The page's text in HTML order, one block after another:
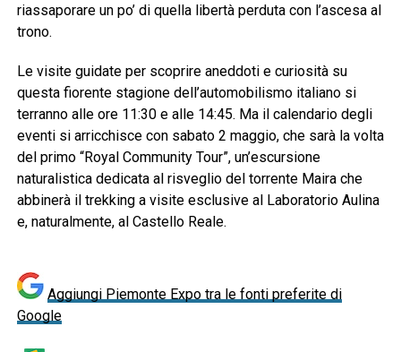
riassaporare un po’ di quella libertà perduta con l’ascesa al
trono.
Le visite guidate per scoprire aneddoti e curiosità su
questa fiorente stagione dell’automobilismo italiano si
terranno alle ore 11:30 e alle 14:45. Ma il calendario degli
eventi si arricchisce con sabato 2 maggio, che sarà la volta
del primo “Royal Community Tour”, un’escursione
naturalistica dedicata al risveglio del torrente Maira che
abbinerà il trekking a visite esclusive al Laboratorio Aulina
e, naturalmente, al Castello Reale.
Aggiungi Piemonte Expo tra le fonti preferite di
Google